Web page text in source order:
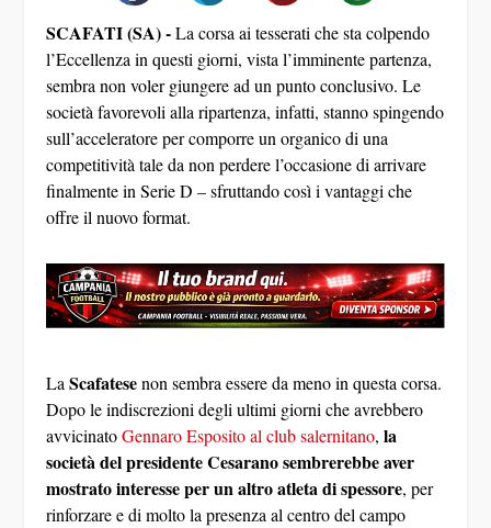
SCAFATI (SA) -La corsa ai tesserati che sta colpendo
l’Eccellenza in questi giorni, vista l’imminente partenza,
sembra non voler giungere ad un punto conclusivo. Le
società favorevoli alla ripartenza, infatti, stanno spingendo
sull’acceleratore per comporre un organico di una
competitività tale da non perdere l’occasione di arrivare
finalmente in Serie D – sfruttando così i vantaggi che
offre il nuovo format.
LaScafatesenon sembra essere da meno in questa corsa.
Dopo le indiscrezioni degli ultimi giorni che avrebbero
avvicinatoGennaro Esposito al club salernitano,la
società del presidente Cesarano sembrerebbe aver
mostrato interesse per un altro atleta di spessore, per
rinforzare e di molto la presenza al centro del campo